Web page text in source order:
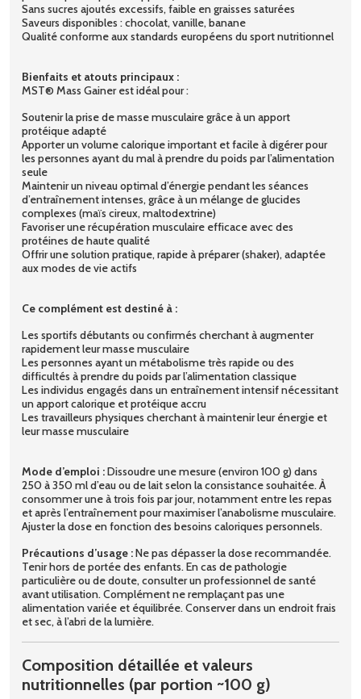
Sans sucres ajoutés excessifs, faible en graisses saturées
Saveurs disponibles : chocolat, vanille, banane
Qualité conforme aux standards européens du sport nutritionnel
Bienfaits et atouts principaux :
MST® Mass Gainer est idéal pour :
Soutenir la prise de masse musculaire grâce à un apport
protéique adapté
Apporter un volume calorique important et facile à digérer pour
les personnes ayant du mal à prendre du poids par l’alimentation
seule
Maintenir un niveau optimal d’énergie pendant les séances
d’entraînement intenses, grâce à un mélange de glucides
complexes (maïs cireux, maltodextrine)
Favoriser une récupération musculaire efficace avec des
protéines de haute qualité
Offrir une solution pratique, rapide à préparer (shaker), adaptée
aux modes de vie actifs
Ce complément est destiné à :
Les sportifs débutants ou confirmés cherchant à augmenter
rapidement leur masse musculaire
Les personnes ayant un métabolisme très rapide ou des
difficultés à prendre du poids par l’alimentation classique
Les individus engagés dans un entraînement intensif nécessitant
un apport calorique et protéique accru
Les travailleurs physiques cherchant à maintenir leur énergie et
leur masse musculaire
Mode d’emploi :Dissoudre une mesure (environ 100 g) dans
250 à 350 ml d’eau ou de lait selon la consistance souhaitée. À
consommer une à trois fois par jour, notamment entre les repas
et après l’entraînement pour maximiser l’anabolisme musculaire.
Ajuster la dose en fonction des besoins caloriques personnels.
Précautions d’usage :Ne pas dépasser la dose recommandée.
Tenir hors de portée des enfants. En cas de pathologie
particulière ou de doute, consulter un professionnel de santé
avant utilisation. Complément ne remplaçant pas une
alimentation variée et équilibrée. Conserver dans un endroit frais
et sec, à l’abri de la lumière.
Composition détaillée et valeurs
nutritionnelles (par portion ~100 g)